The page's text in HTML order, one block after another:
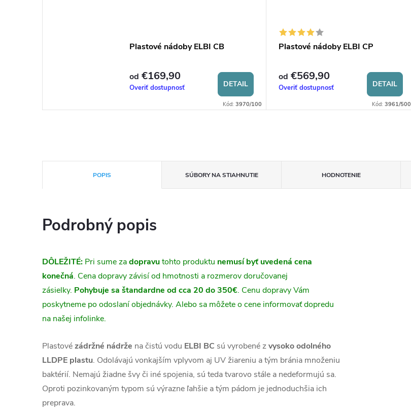
POPIS SÚBORY NA STIAHNUTIE HODNOTENIE
Podrobný popis
DÔLEŽITÉ: Pri sume zadopravutohto produktu nemusí byť uvedená cena
konečná. Cena dopravy závisí od hmotnosti a rozmerov doručovanej
zásielky. Pohybuje sa štandardne od cca 20 do 350€. Cenu dopravy Vám
poskytneme po odoslaní objednávky. Alebo sa môžete o cene informovať dopredu
na našej infolinke.
Plastovézádržné nádrže na čistú vodu ELBI BC sú vyrobené zvysoko odolného
LLDPE plastu. Odolávajú vonkajším vplyvom aj UV žiareniu a tým bránia množeniu
baktérií. Nemajú žiadne švy či iné spojenia, sú teda tvarovo stále a nedeformujú sa.
Oproti pozinkovaným typom sú výrazne ľahšie a tým pádom je jednoduchšia ich
preprava.
Plastové nádoby ELBI CB
od €169,90
Overiť dostupnosť DETAIL
Kód: 3970/100
Plastové nádoby ELBI CP
od €569,90
Overiť dostupnosť DETAIL
Kód: 3961/500